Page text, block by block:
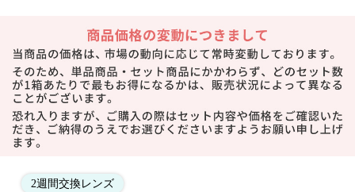
2週間交換レンズ